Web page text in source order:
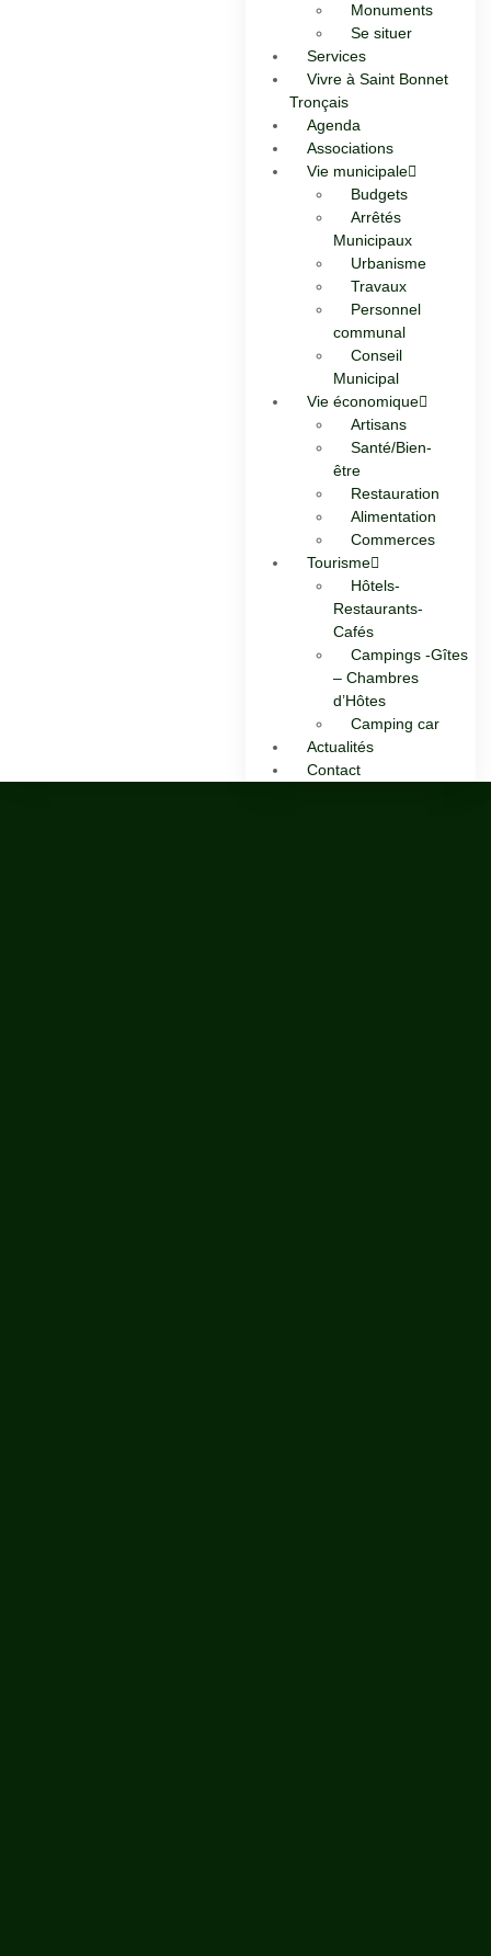
Monuments
Se situer
Services
Vivre à Saint Bonnet
Tronçais
Agenda
Associations
Vie municipale
Budgets
Arrêtés
Municipaux
Urbanisme
Travaux
Personnel
communal
Conseil
Municipal
Vie économique
Artisans
Santé/Bien-
être
Restauration
Alimentation
Commerces
Tourisme
Hôtels-
Restaurants-
Cafés
Campings -Gîtes
– Chambres
d’Hôtes
Camping car
Actualités
Contact